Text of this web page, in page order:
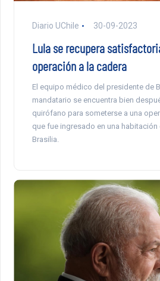
Diario UChile 30-09-2023
Lula se recupera
operación a la cadera
El equipo médico del presidente de
mandatario se encuentra bien
quirófano para someterse a una
que fue ingresado en una
Brasilia.